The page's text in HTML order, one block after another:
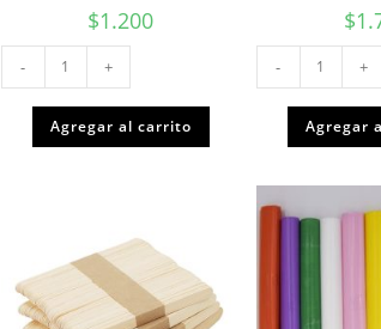
$1.200
Cinta
transferible
adhesiva
doble
contacto
24
mm
- +
Agregar al carrito
$
Post
it
100h
- +
Agregar